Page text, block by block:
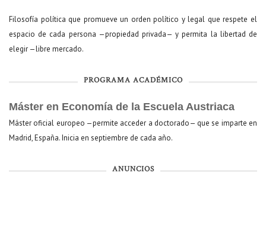
Filosofía política que promueve un orden político y legal que respete el
espacio de cada persona —propiedad privada— y permita la libertad de
elegir —libre mercado.
PROGRAMA ACADÉMICO
Máster en Economía de la Escuela Austriaca
Máster oficial europeo —permite acceder a doctorado— que se imparte en
Madrid, España. Inicia en septiembre de cada año.
ANUNCIOS